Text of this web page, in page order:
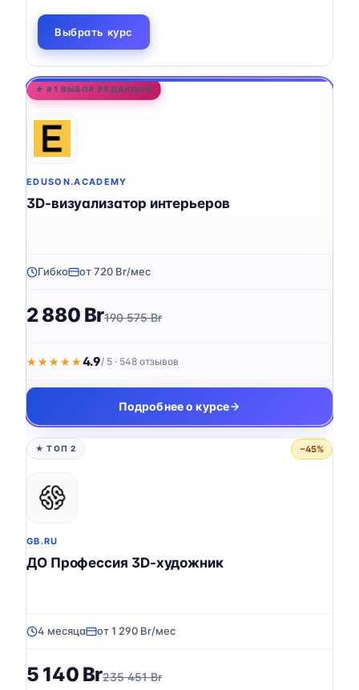
Выбрать курс
★ #1 ВЫБОР РЕДАКЦИИ
EDUSON.ACADEMY
3D-визуализатор интерьеров
Гибко от 720 Br/мес
2 880 Br190 575 Br
★★★★★
★★★★★4.9/ 5 · 548 отзывов
Подробнее о курсе
★ ТОП 2 −45%
GB.RU
ДО Профессия 3D-художник
4 месяца от 1 290 Br/мес
5 140 Br235 451 Br